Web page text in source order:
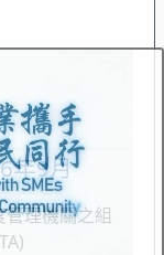
年9月
理機關之組